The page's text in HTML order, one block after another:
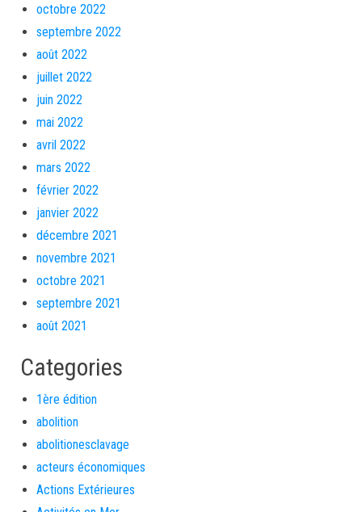
octobre 2022
septembre 2022
août 2022
juillet 2022
juin 2022
mai 2022
avril 2022
mars 2022
février 2022
janvier 2022
décembre 2021
novembre 2021
octobre 2021
septembre 2021
août 2021
Categories
1ère édition
abolition
abolitionesclavage
acteurs économiques
Actions Extérieures